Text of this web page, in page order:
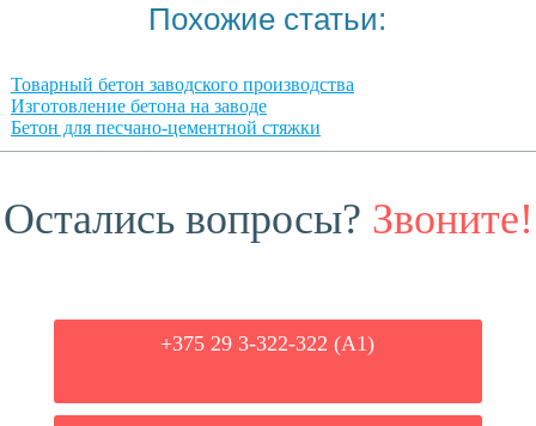
Похожие статьи:
Товарный бетон заводского производства
Изготовление бетона на заводе
Бетон для песчано-цементной стяжки
Остались вопросы? Звоните!
+375 29 3-322-322 (А1)